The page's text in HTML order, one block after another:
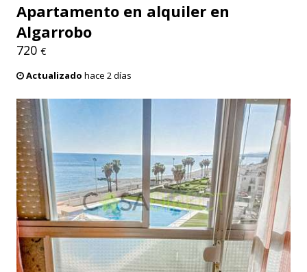
Apartamento en alquiler en
Algarrobo
720 €
Actualizado hace 2 días